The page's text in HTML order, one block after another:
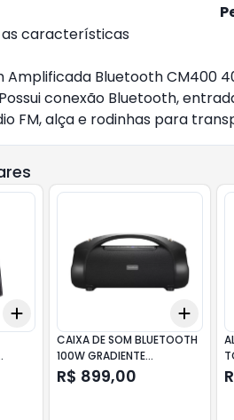
características
Amplificada Bluetooth CM400
conexão Bluetooth,
FM, alça e rodinhas para
Add Add
CAIXA DE SOM BLUETOOTH
100W GRADIENTE
BOOMBOX INTENSE GSP300
R$ 899,00